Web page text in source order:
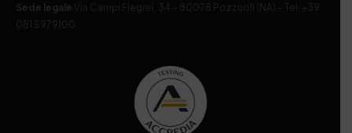
Sede legale
Via Campi Flegrei, 34 – 80078 Pozzuoli (NA) – Tel. +39
081 5979100